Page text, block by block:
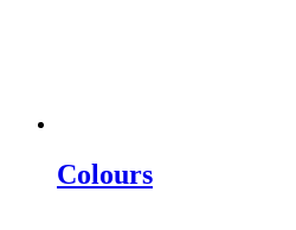
Colours